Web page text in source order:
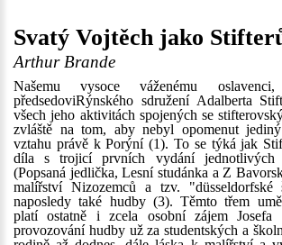
Svatý Vojtěch jako
Arthur Brande
Našemu vysoce váženému
předsedoviRýnského sdružení Adalberta
všech jeho aktivitách spojených se
zvláště na tom, aby nebyl opomenut
vztahu právě k Porýní (1). To se týká jak
díla s trojicí prvních vydání jednotlivých
(Popsaná jedlička, Lesní studánka a Z
malířství Nizozemců a tzv.
naposledy také hudby (3). Těmto třem
platí ostatně i zcela osobní zájem Josefa
provozování hudby už za studentských a